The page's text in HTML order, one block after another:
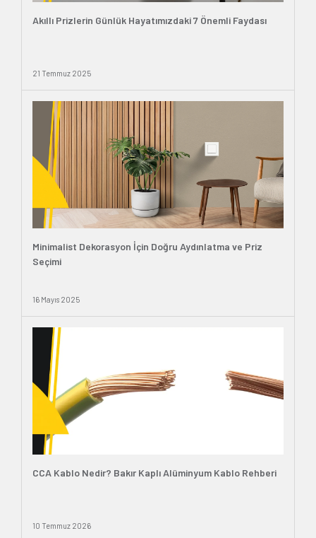
Akıllı Prizlerin Günlük Hayatımızdaki 7 Önemli Faydası
21 Temmuz 2025
Minimalist Dekorasyon İçin Doğru Aydınlatma ve Priz
Seçimi
16 Mayıs 2025
CCA Kablo Nedir? Bakır Kaplı Alüminyum Kablo Rehberi
10 Temmuz 2026